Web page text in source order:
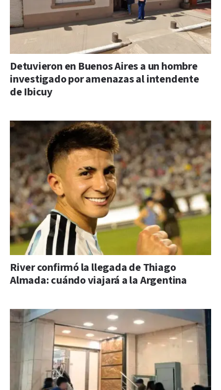
Detuvieron en Buenos Aires a un hombre
investigado por amenazas al intendente
de Ibicuy
River confirmó la llegada de Thiago
Almada: cuándo viajará a la Argentina